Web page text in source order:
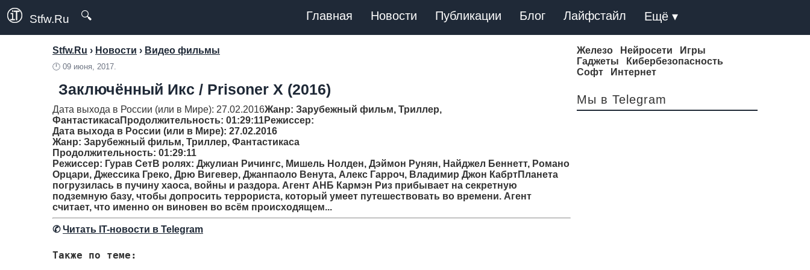
Stfw.Ru 🔍 Главная Новости Публикации Блог Лайфстайл Ещё ▾
Stfw.Ru › Новости › Видео фильмы
🕛 09 июня, 2017.
Заключённый Икс / Prisoner X (2016)
Дата выхода в России (или в Мире): 27.02.2016Жанр: Зарубежный фильм, Триллер,
ФантастикаcaПродолжительность: 01:29:11Режиссер:
Дата выхода в России (или в Мире): 27.02.2016
Жанр: Зарубежный фильм, Триллер, Фантастикаca
Продолжительность: 01:29:11
Режиссер: Гурав СетВ ролях: Джулиан Ричингс, Мишель Нолден, Дэймон Рунян, Найджел Беннетт, Романо
Орцари, Джессика Греко, Дрю Вигевер, Джанпаоло Венута, Алекс Гарроч, Владимир Джон КабртПланета
погрузилась в пучину хаоса, войны и раздора. Агент АНБ Кармэн Риз прибывает на секретную
подземную базу, чтобы допросить террориста, который умеет путешествовать во времени. Агент
считает, что именно он виновен во всём происходящем...
✆Читать IT-новости в Telegram
Также по теме:
Железо Нейросети
Игры
Гаджеты
Кибербезопасность
Софт
Интернет
Мы в Telegram